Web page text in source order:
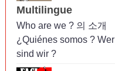
Multilingue
Who are we ? 의 소개
¿Quiénes somos ? Wer
sind wir ?